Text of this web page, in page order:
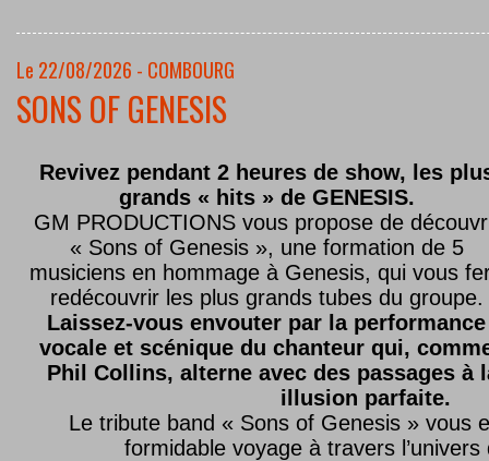
Le 22/08/2026 - COMBOURG
SONS OF GENESIS
Revivez pendant 2 heures de show, les
grands « hits » de GENESIS.
GM PRODUCTIONS vous propose de
« Sons of Genesis », une formation de 5
musiciens en hommage à Genesis, qui vous
redécouvrir les plus grands tubes du groupe.
Laissez-vous envouter par la performance
vocale et scénique du chanteur qui,
Phil Collins, alterne avec des passages à
illusion parfaite.
Le tribute band « Sons of Genesis » vous
formidable voyage à travers l’univers